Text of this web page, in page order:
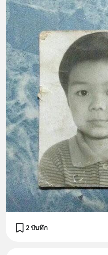
2 บันทึก